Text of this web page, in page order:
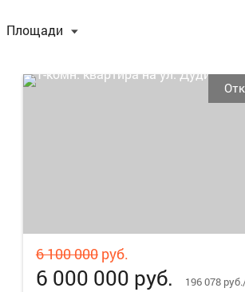
Площади
6 100 000руб.
6 000 000 руб. 196 078